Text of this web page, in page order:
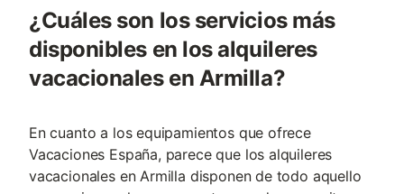
¿Cuáles son los servicios más
disponibles en los alquileres
vacacionales en Armilla?
En cuanto a los equipamientos que ofrece
Vacaciones España, parece que los alquileres
vacacionales en Armilla disponen de todo aquello